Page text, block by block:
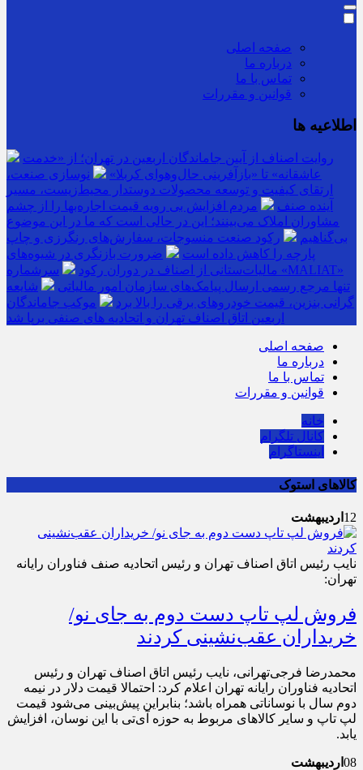
صفحه اصلی
درباره ما
تماس با ما
قوانین و مقررات
اطلاعیه ها
روایت اصناف از آیین جاماندگان اربعین در تهران؛ از «خدمت
عاشقانه» تا «بازآفرینی حال‌وهوای کربلا»
نوسازی صنعت،
ارتقای کیفیت و توسعه محصولات دوستدار محیط‌زیست، مسیر
آینده صنف
مردم افزایش بی رویه قیمت اجاره‌بها را از چشم
مشاوران املاک می‌بینند؛ این در حالی است که ما در این موضوع
بی‌گناهیم
رکود صنعت منسوجات، سفارش‌های رنگرزی و چاپ
پارچه را کاهش داده است
ضرورت بازنگری در شیوه‌های
مالیات‌ستانی از اصناف در دوران رکود
سرشماره «MALIAT»
تنها مرجع رسمی ارسال پیامک‌های سازمان امور مالیاتی
شایعه
گرانی بنزین، قیمت خودروهای برقی را بالا برد
موکب جاماندگان
اربعین اتاق اصناف تهران و اتحادیه های صنفی برپا شد
صفحه اصلی
درباره ما
تماس با ما
قوانین و مقررات
خانه
کانال تلگرام
اینستاگرام
کالاهای استوک
12 اردیبهشت
نایب رئیس اتاق اصناف تهران و رئیس اتحادیه صنف فناوران رایانه
تهران:
فروش لپ تاپ دست دوم به جای نو/
خریداران عقب‌نشینی کردند
محمدرضا فرجی‌تهرانی، نایب رئیس اتاق اصناف تهران و رئیس
اتحادیه فناوران رایانه تهران اعلام کرد: احتمالا قیمت دلار در نیمه
دوم سال با نوساناتی همراه باشد؛ بنابراین پیش‌بینی می‌شود قیمت
لپ‌ تاپ و سایر کالاهای مربوط به حوزه آی‌تی با این نوسان، افزایش
یابد.
08 اردیبهشت